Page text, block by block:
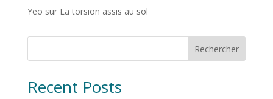
Yeo sur La torsion assis au sol
Rechercher
Recent Posts